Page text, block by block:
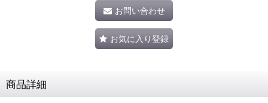
お問い合わせ
お気に入り登録
商品詳細